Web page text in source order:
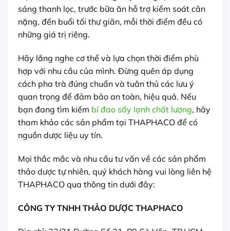
sáng thanh lọc, trước bữa ăn hỗ trợ kiểm soát cân
nặng, đến buổi tối thư giãn, mỗi thời điểm đều có
những giá trị riêng.
Hãy lắng nghe cơ thể và lựa chọn thời điểm phù
hợp với nhu cầu của mình. Đừng quên áp dụng
cách pha trà đúng chuẩn và tuân thủ các lưu ý
quan trọng để đảm bảo an toàn, hiệu quả. Nếu
bạn đang tìm kiếm bí đao sấy lạnh chất lượng, hãy
tham khảo các sản phẩm tại THAPHACO để có
nguồn dược liệu uy tín.
Mọi thắc mắc và nhu cầu tư vấn về các sản phẩm
thảo dược tự nhiên, quý khách hàng vui lòng liên hệ
THAPHACO qua thông tin dưới đây:
CÔNG TY TNHH THẢO DƯỢC THAPHACO